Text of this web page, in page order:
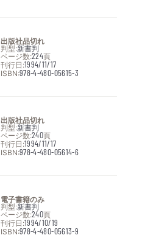
出版社品切れ
判型:新書判
ページ数:224頁
刊行日:1994/11/17
ISBN:978-4-480-05615-3
出版社品切れ
判型:新書判
ページ数:240頁
刊行日:1994/11/17
ISBN:978-4-480-05614-6
電子書籍のみ
判型:新書判
ページ数:240頁
刊行日:1994/10/19
ISBN:978-4-480-05613-9